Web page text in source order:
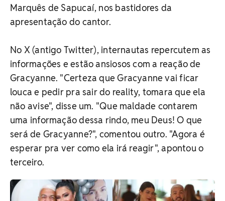
Marquês de Sapucaí, nos bastidores da
apresentação do cantor.
No X (antigo Twitter), internautas repercutem as
informações e estão ansiosos com a reação de
Gracyanne. "Certeza que Gracyanne vai ficar
louca e pedir pra sair do reality, tomara que ela
não avise", disse um. "Que maldade contarem
uma informação dessa rindo, meu Deus! O que
será de Gracyanne?", comentou outro. "Agora é
esperar pra ver como ela irá reagir", apontou o
terceiro.